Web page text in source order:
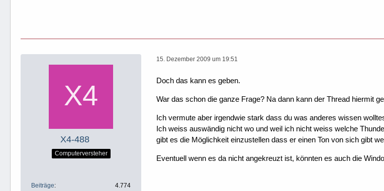
X4-488
Computerversteher
Beiträge 4.774
15. Dezember 2009 um 19:51
Doch das kann es geben.
War das schon die ganze Frage? Na dann kann der Thread hiermit
Ich vermute aber irgendwie stark dass du was anderes wissen
Ich weiss auswändig nicht wo und weil ich nicht weiss welche
gibt es die Möglichkeit einzustellen dass er einen Ton von sich gibt
Eventuell wenn es da nicht angekreuzt ist, könnten es auch die